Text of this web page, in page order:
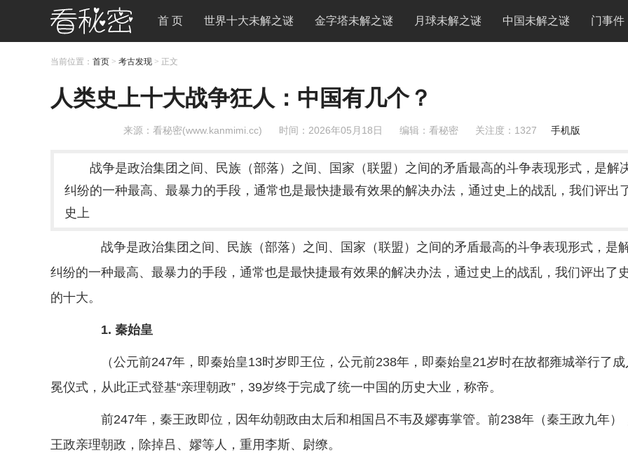
首 页 世界十大未解之谜 金字塔未解之谜 月球未解之谜 中国未解之谜 门事件
当前位置： 首页 > 考古发现 > 正文
人类史上十大战争狂人：中国有几个？
来源：看秘密(www.kanmimi.cc) 时间：2026年05月18日 编辑：看秘密 关注度： 1327 手机版
战争是政治集团之间、民族（部落）之间、国家（联盟）之间的矛盾最高的斗争表现形式，是解
纠纷的一种最高、最暴力的手段，通常也是最快捷最有效果的解决办法，通过史上的战乱，我们评出
史上
战争是政治集团之间、民族（部落）之间、国家（联盟）之间的矛盾最高的斗争表现形式，是
纠纷的一种最高、最暴力的手段，通常也是最快捷最有效果的解决办法，通过史上的战乱，我们评出了
的十大。
1. 秦始皇
（公元前247年，即秦始皇13时岁即王位，公元前238年，即秦始皇21岁时在故都雍城举行了成
冕仪式，从此正式登基“亲理朝政”，39岁终于完成了统一中国的历史大业，称帝。
前247年，秦王政即位，因年幼朝政由太后和相国吕不韦及嫪毐掌管。前238年（秦王政九年）
王政亲理朝政，除掉吕、嫪等人，重用李斯、尉缭。